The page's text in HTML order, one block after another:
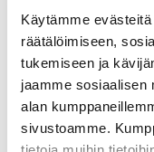
Käytämme
räätälöimiseen,
tukemiseen ja
jaamme sosiaalisen
alan
sivustoamme.
CITIZEN-095-
ECO-